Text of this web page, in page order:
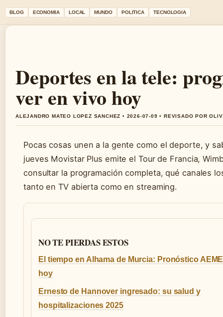
BLOG ECONOMIA LOCAL MUNDO POLITICA TECNOLOGIA
Deportes en la tele:
ver en vivo hoy
ALEJANDRO MATEO LOPEZ SANCHEZ • 2026-07-09 • REVISADO POR
Pocas cosas unen a la gente como el deporte, y
jueves Movistar Plus emite el Tour de Francia,
consultar la programación completa, qué canales
tanto en TV abierta como en streaming.
NO TE PIERDAS ESTOS
El tiempo en Alhama de Murcia: Pronóstico
hoy
Ernesto de Hannover ingresado: su salud y
hospitalizaciones 2025